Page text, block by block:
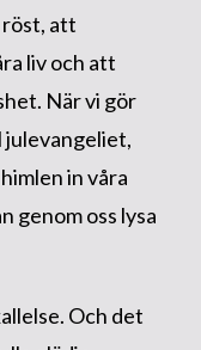
att
liv och att
När vi gör
julevangeliet,
in våra
genom oss lysa
Och det